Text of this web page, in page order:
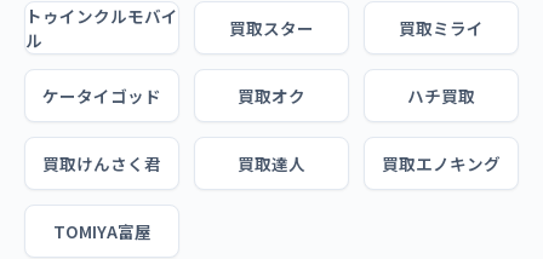
トゥインクルモバイ
ル
買取スター 買取ミライ
ケータイゴッド 買取オク ハチ買取
買取けんさく君 買取達人 買取エノキング
TOMIYA富屋